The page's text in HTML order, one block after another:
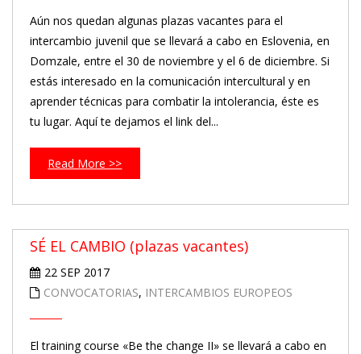
Aún nos quedan algunas plazas vacantes para el
intercambio juvenil que se llevará a cabo en Eslovenia, en
Domzale, entre el 30 de noviembre y el 6 de diciembre. Si
estás interesado en la comunicación intercultural y en
aprender técnicas para combatir la intolerancia, éste es
tu lugar. Aquí te dejamos el link del...
Read More >>
SÉ EL CAMBIO (plazas vacantes)
22 SEP 2017
CONVOCATORIAS, INTERCAMBIOS EUROPEOS
El training course «Be the change II» se llevará a cabo en